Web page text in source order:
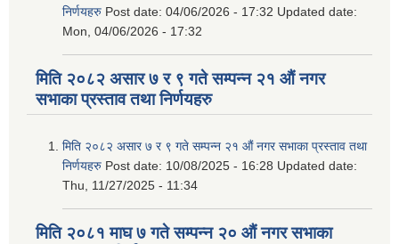
निर्णयहरु Post date: 04/06/2026 - 17:32 Updated date:
Mon, 04/06/2026 - 17:32
मिति २०८२ असार ७ र ९ गते सम्पन्न २१ औं नगर
सभाका प्रस्ताव तथा निर्णयहरु
मिति २०८२ असार ७ र ९ गते सम्पन्न २१ औं नगर सभाका प्रस्ताव तथा
निर्णयहरु Post date: 10/08/2025 - 16:28 Updated date:
Thu, 11/27/2025 - 11:34
मिति २०८१ माघ ७ गते सम्पन्न २० औं नगर सभाका